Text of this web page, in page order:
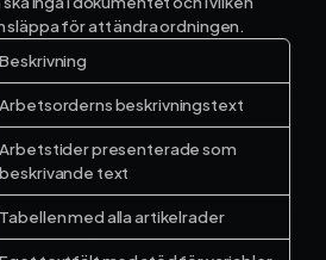
släppa för att ändra ordningen.
Beskrivning
Arbetsorderns beskrivningstext
Arbetstider presenterade som
beskrivande text
Tabellen med alla artikelrader